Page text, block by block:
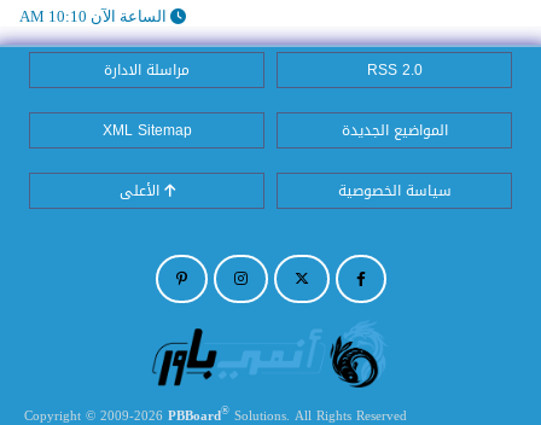
الساعة الآن 10:10 AM
RSS 2.0 مراسلة الادارة
المواضيع الجديدة XML Sitemap
سياسة الخصوصية الأعلى
Copyright © 2009-2026 PBBoard® Solutions. All Rights Reserved